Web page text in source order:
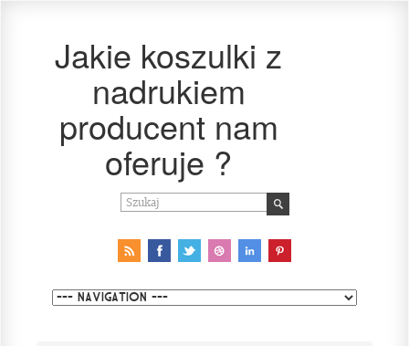
Jakie koszulki z
nadrukiem
producent nam
oferuje ?